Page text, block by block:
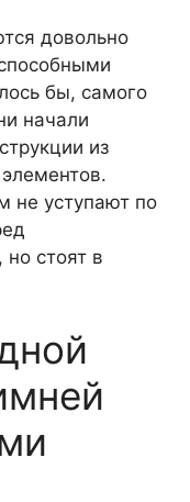
довольно
бы, самого
начали
из
не уступают по
стоят в